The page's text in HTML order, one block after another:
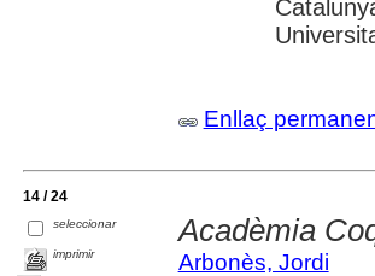
Enllaç
14 / 24
seleccionar
imprimir
Acadèmia
Arbonès, Jordi